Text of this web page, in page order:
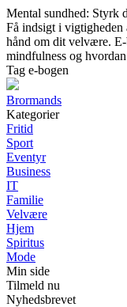
Mental sundhed: Styrk
Få indsigt i vigtigheden
hånd om dit velvære.
mindfulness og
Tag e-bogen
Brormands
Kategorier
Fritid
Sport
Eventyr
Business
IT
Familie
Velvære
Hjem
Spiritus
Mode
Min side
Tilmeld nu
Nyhedsbrevet